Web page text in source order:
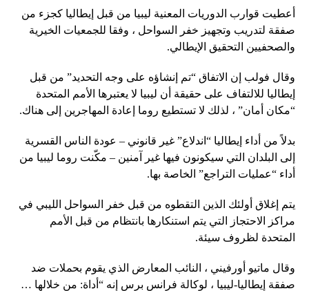
أعطيت قوارب الدوريات المعنية ليبيا من قبل إيطاليا كجزء من
صفقة لتدريب وتجهيز خفر السواحل ، وفقا للجمعيات الخيرية
والصحفيين التحقيق الإيطالي.
وقال فولب إن الاتفاق “تم إنشاؤه على وجه التحديد” من قبل
إيطاليا للالتفاف على حقيقة أن ليبيا لا يعتبرها الأمم المتحدة
“مكان أمان” ، لذلك لا تستطيع روما إعادة المهاجرين إلى هناك.
بدلاً من أداء إيطاليا “اندلاع” غير قانوني – عودة الناس القسرية
إلى البلدان التي سيكونون فيها غير آمنين – مكّنت روما ليبيا من
أداء “عمليات التراجع” الخاصة بها.
يتم إغلاق أولئك الذين التقطوه من قبل خفر السواحل الليبي في
مراكز الاحتجاز التي يتم استنكارها بانتظام من قبل الأمم
المتحدة لظروف سيئة.
وقال ماتيو أورفيني ، النائب المعارض الذي يقوم بحملات ضد
صفقة إيطاليا-ليبيا ، لوكالة فرانس برس إنه “أداة: من خلالها …